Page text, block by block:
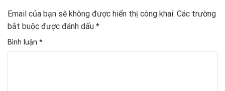
Email của bạn sẽ không được hiển thị công khai. Các trường
bắt buộc được đánh dấu *
Bình luận *